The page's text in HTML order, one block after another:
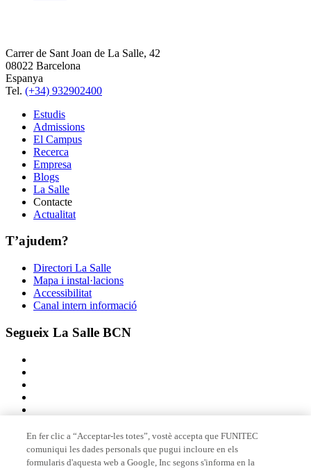
Carrer de Sant Joan de La Salle, 42
08022 Barcelona
Espanya
Tel. (+34) 932902400
Estudis
Admissions
El Campus
Recerca
Empresa
Blogs
La Salle
Contacte
Actualitat
T’ajudem?
Directori La Salle
Mapa i instal·lacions
Accessibilitat
Canal intern informació
Segueix La Salle BCN
Membre de
En fer clic a “Acceptar-les totes”, vostè accepta que FUNITEC
comuniqui les dades personals que pugui incloure en els
formularis d'aquesta web a Google, Inc segons s'informa en la